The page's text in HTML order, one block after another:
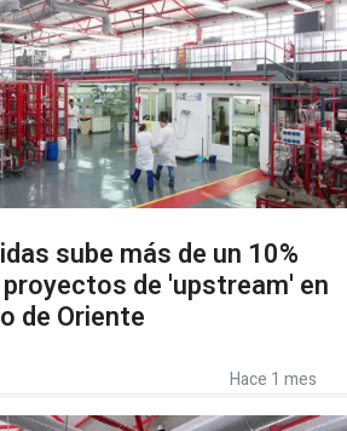
sube más de un 10%
de 'upstream' en
de Oriente
Hace 1 mes